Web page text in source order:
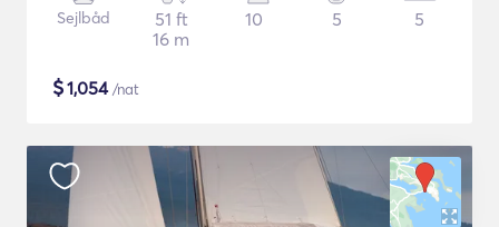
Sejlbåd
51 ft
16 m
10 5 5
$1,054/nat